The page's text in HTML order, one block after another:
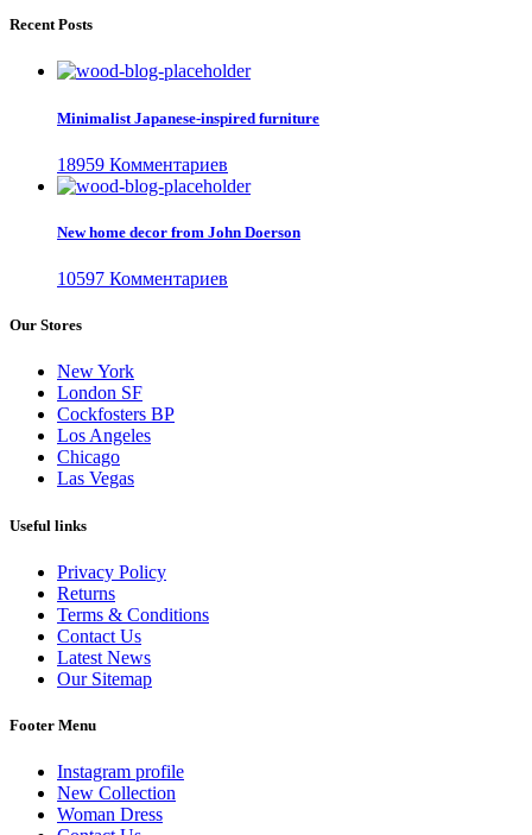
Recent Posts
Minimalist Japanese-inspired furniture
18959 Комментариев
New home decor from John Doerson
10597 Комментариев
Our Stores
New York
London SF
Cockfosters BP
Los Angeles
Chicago
Las Vegas
Useful links
Privacy Policy
Returns
Terms & Conditions
Contact Us
Latest News
Our Sitemap
Footer Menu
Instagram profile
New Collection
Woman Dress